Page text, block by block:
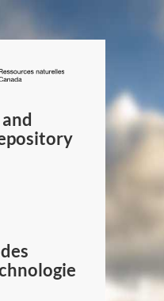
/
Canada